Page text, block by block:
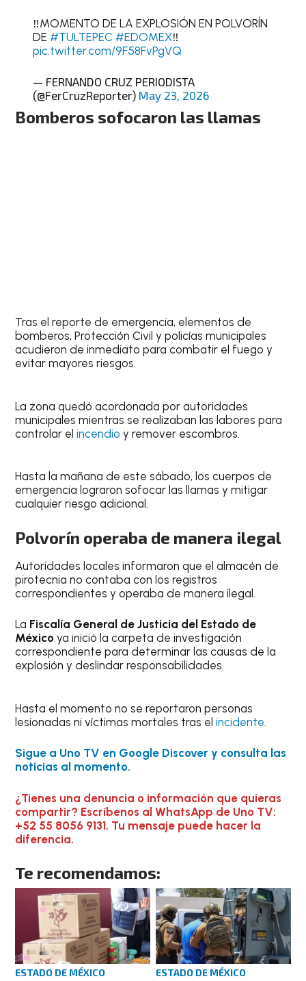
‼️MOMENTO DE LA EXPLOSIÓN EN POLVORÍN
DE #TULTEPEC #EDOMEX‼️
pic.twitter.com/9F58FvPgVQ
— FERNANDO CRUZ PERIODISTA
(@FerCruzReporter) May 23, 2026
Bomberos sofocaron las llamas
Tras el reporte de emergencia, elementos de
bomberos, Protección Civil y policías municipales
acudieron de inmediato para combatir el fuego y
evitar mayores riesgos.
La zona quedó acordonada por autoridades
municipales mientras se realizaban las labores para
controlar elincendioy remover escombros.
Hasta la mañana de este sábado, los cuerpos de
emergencia lograron sofocar las llamas y mitigar
cualquier riesgo adicional.
Polvorín operaba de manera ilegal
Autoridades locales informaron que el almacén de
pirotecnia no contaba con los registros
correspondientes y operaba de manera ilegal.
La Fiscalía General de Justicia del Estado de
México ya inició la carpeta de investigación
correspondiente para determinar las causas de la
explosión y deslindar responsabilidades.
Hasta el momento no se reportaron personas
lesionadas ni víctimas mortales tras elincidente.
Sigue a Uno TV en Google Discover y consulta las
noticias al momento.
¿Tienes una denuncia o información que quieras
compartir? Escríbenos al WhatsApp de Uno TV:
+52 55 8056 9131. Tu mensaje puede hacer la
diferencia.
Te recomendamos:
ESTADO DE MÉXICO
ESTADO DE MÉXICO